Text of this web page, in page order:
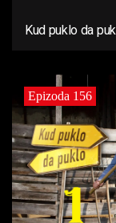
Kud puklo da
Epizoda 156